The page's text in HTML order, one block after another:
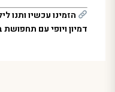
הזמינו עכשיו ותנו
דמיון ויופי עם